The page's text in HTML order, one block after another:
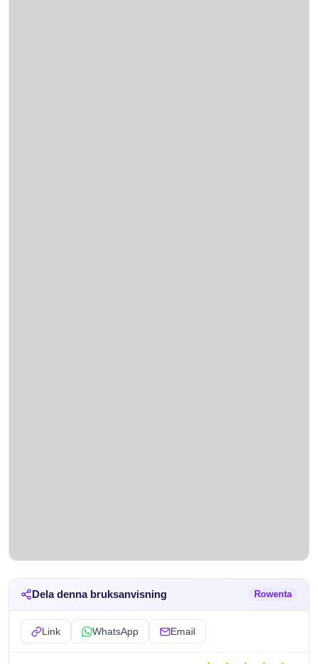
Dela denna bruksanvisning Rowenta
Link WhatsApp Email